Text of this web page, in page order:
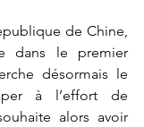
de Chine,
dans le premier
désormais le
à l’effort de
alors avoir